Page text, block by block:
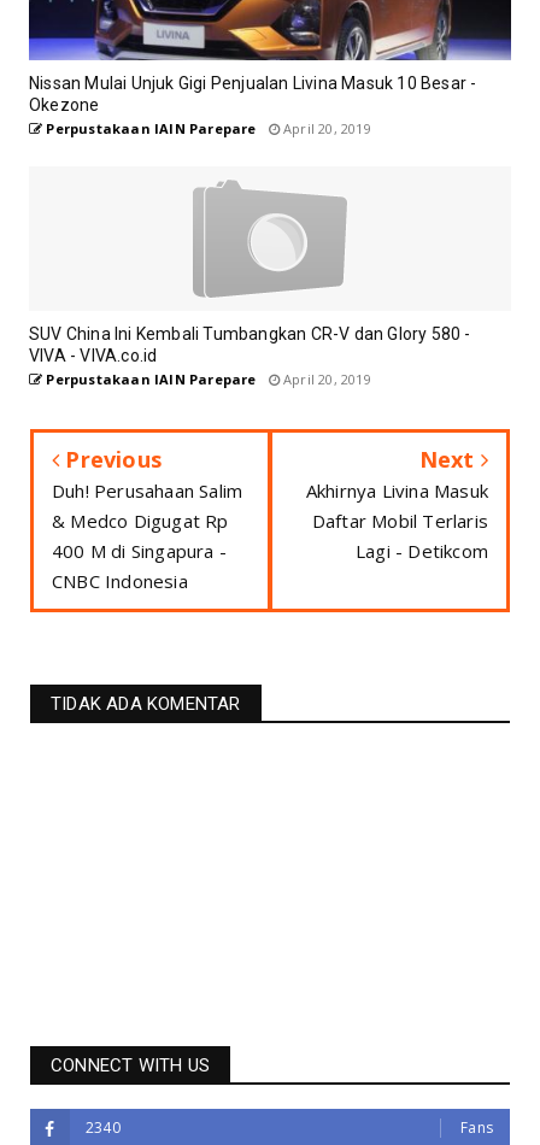
Nissan Mulai Unjuk Gigi Penjualan Livina Masuk 10 Besar -
Okezone
Perpustakaan IAIN Parepare April 20, 2019
SUV China Ini Kembali Tumbangkan CR-V dan Glory 580 -
VIVA - VIVA.co.id
Perpustakaan IAIN Parepare April 20, 2019
Previous
Duh! Perusahaan Salim
& Medco Digugat Rp
400 M di Singapura -
CNBC Indonesia
Next
Akhirnya Livina Masuk
Daftar Mobil Terlaris
Lagi - Detikcom
TIDAK ADA KOMENTAR
CONNECT WITH US
2340 Fans